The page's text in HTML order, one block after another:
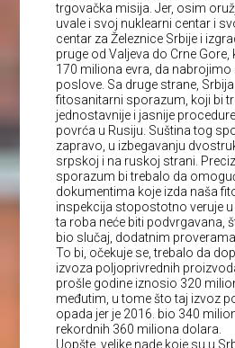
trgovačka misija. Jer, osim
uvale i svoj nuklearni centar i
centar za Železnice Srbije i
pruge od Valjeva do Crne
170 miliona evra, da
poslove. Sa druge strane,
fitosanitarni sporazum, koji bi
jednostavnije i jasnije
povrća u Rusiju. Suština tog
zapravo, u izbegavanju
srpskoj i na ruskoj strani.
sporazum bi trebalo da
dokumentima koje izda naša
inspekcija stopostotno veruje u
ta roba neće biti podvrgavana,
bio slučaj, dodatnim
To bi, očekuje se, trebalo da
izvoza poljoprivrednih
prošle godine iznosio 320
međutim, u tome što taj izvoz
opada jer je 2016. bio 340
rekordnih 360 miliona dolara.
Uopšte, velike nade koje su u